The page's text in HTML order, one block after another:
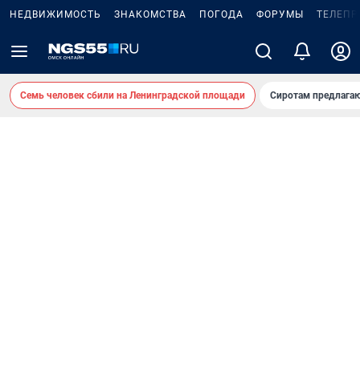
НЕДВИЖИМОСТЬ ЗНАКОМСТВА ПОГОДА ФОРУМЫ
Семь человек сбили на Ленинградской площади Сиротам